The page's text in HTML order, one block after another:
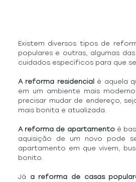
Existem diversos tipos de
populares e outras, algumas
cuidados específicos para que
A reforma residencial é aquela
em um ambiente mais
precisar mudar de endereço,
mais bonita e atualizada.
A reforma de apartamento é
aquisição de um novo pode
apartamento em que vivem,
bonito.
Já a reforma de casas